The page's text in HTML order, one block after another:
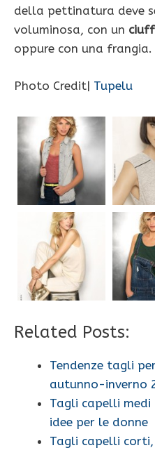
della pettinatura deve
voluminosa, con un
oppure con una frangia.
Photo Credit| Tupelu
Related Posts:
Tendenze tagli
autunno-inverno
Tagli capelli
idee per le donne
Tagli capelli